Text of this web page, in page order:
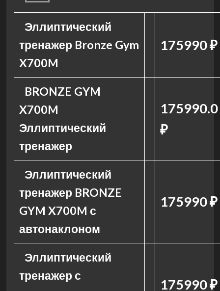
Эллиптический
тренажер Bronze Gym
X700M
175990 ₽
BRONZE GYM
X700M
Эллиптический
тренажер
175990.0
₽
Эллиптический
тренажер BRONZE
GYM X700M с
автонаклоном
175990 ₽
Эллиптический
тренажер с
175990 ₽